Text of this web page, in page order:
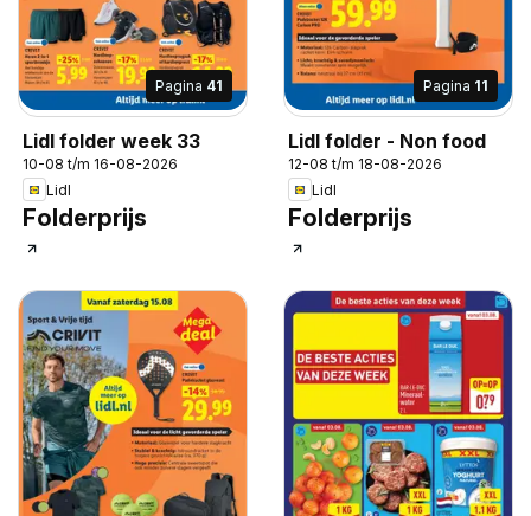
Pagina 41
Lidl folder week 33
10-08 t/m 16-08-2026
Lidl
Folderprijs
Pagina 11
Lidl folder - Non food
12-08 t/m 18-08-2026
Lidl
Folderprijs